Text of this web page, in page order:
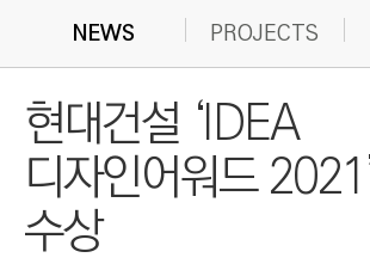
NEWS PROJECTS
현대건설 ‘IDEA
디자인어워드
수상